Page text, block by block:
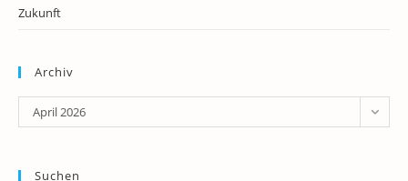
Zukunft
Archiv
Archiv
April 2026
Suchen